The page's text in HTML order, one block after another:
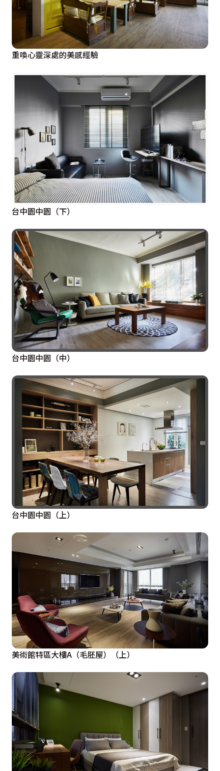
重喚心靈深處的美感經驗
台中園中園（下）
台中園中園（中）
台中園中園（上）
美術館特區大樓A（毛胚屋）（上）